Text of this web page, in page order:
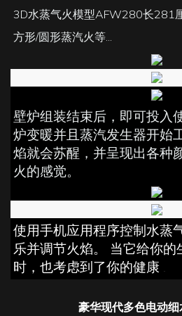
3D水蒸气火模型AFW280长281
方形/圆形蒸汽火等...
壁炉组装结束后，即可投入
炉变暖并且蒸汽发生器开始
焰就会苏醒，并呈现出各种
火的感觉。
使用手机应用程序控制水蒸
乐并调节火焰。 当它给你的
时，也考虑到了你的健康
豪华现代多色电动细